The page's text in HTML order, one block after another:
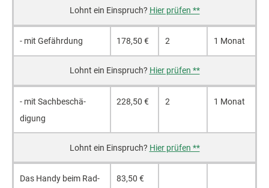
Hier prüfen **
- mit Gefähr­dung 178,50 € 2 1 Monat
Hier prüfen **
- mit Sach­beschä­
digung
228,50 € 2 1 Monat
Hier prüfen **
Das Handy beim Rad­
83,50 €